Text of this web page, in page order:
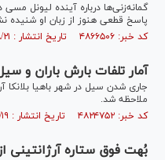
گمانه‌زنی‌ها درباره آینده لیونل مسی
پاسخ قطعی هنوز از زبان او شنیده
کد خبر: ۴۸۶۶۵۰۶ تاریخ انتشار : ۱۴۰۴/۰۸/۲۱
آمار تلفات بارش باران و سیل در
جاری شدن سیل در شهر باهیا بلانکا
ملاحظه شد.
کد خبر: ۴۸۲۴۷۵۲ تاریخ انتشار : ۱۴۰۳/۱۲/۱۹
بُهت فوق ستاره آرژانتینی